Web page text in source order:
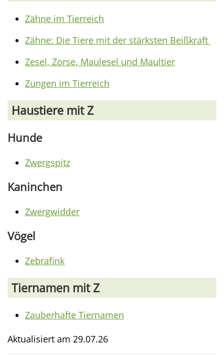
Zähne im Tierreich
Zähne: Die Tiere mit der stärksten Beißkraft
Zesel, Zorse, Maulesel und Maultier
Zungen im Tierreich
Haustiere mit Z
Hunde
Zwergspitz
Kaninchen
Zwergwidder
Vögel
Zebrafink
Tiernamen mit Z
Zauberhafte Tiernamen
Aktualisiert am 29.07.26